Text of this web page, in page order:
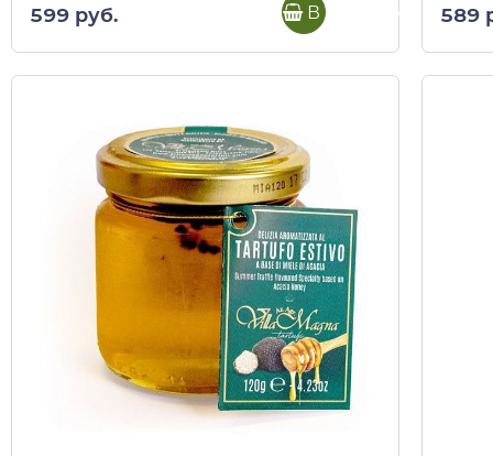
599 руб. В корзину 589